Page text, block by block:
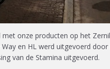
onze producten op het
en HL werd uitgevoerd
van de Stamina uitgevoerd.